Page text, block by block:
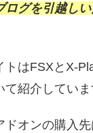
ログを引越し
トはFSXとX-
て紹介していま
ドオンの購入